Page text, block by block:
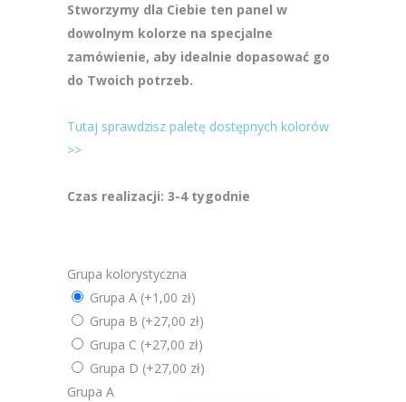
Stworzymy dla Ciebie ten panel w
dowolnym kolorze na specjalne
zamówienie, aby idealnie dopasować go
do Twoich potrzeb.
Tutaj sprawdzisz paletę dostępnych kolorów
>>
Czas realizacji: 3-4 tygodnie
Grupa kolorystyczna
Grupa A (+1,00 zł)
Grupa B (+27,00 zł)
Grupa C (+27,00 zł)
Grupa D (+27,00 zł)
Grupa A